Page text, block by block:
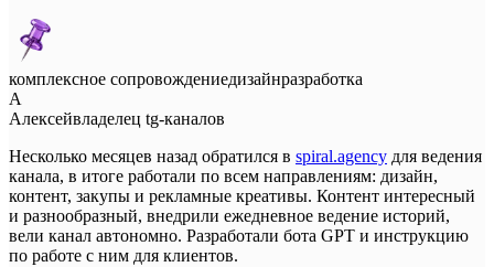
комплексное сопровождениедизайнразработка
А
Алексейвладелец tg-каналов
Несколько месяцев назад обратился в spiral.agency для ведения
канала, в итоге работали по всем направлениям: дизайн,
контент, закупы и рекламные креативы. Контент интересный
и разнообразный, внедрили ежедневное ведение историй,
вели канал автономно. Разработали бота GPT и инструкцию
по работе с ним для клиентов.